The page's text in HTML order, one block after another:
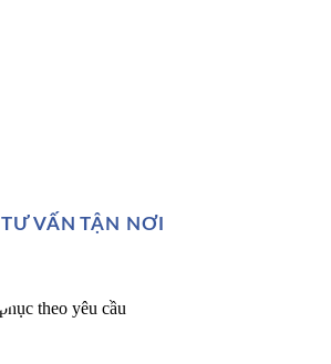
TƯ VẤN TẬN NƠI